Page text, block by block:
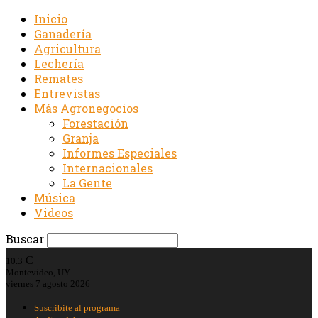
Inicio
Ganadería
Agricultura
Lechería
Remates
Entrevistas
Más Agronegocios
Forestación
Granja
Informes Especiales
Internacionales
La Gente
Música
Videos
Buscar
10.3 C
Montevideo, UY
viernes 7 agosto 2026
Suscribite al programa